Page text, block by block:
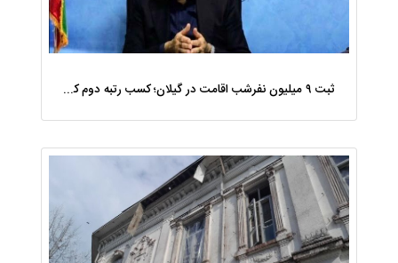
ثبت ۹ میلیون نفرشب اقامت در گیلان؛ کسب رتبه دوم کشور در نوروز ۱۴۰۵